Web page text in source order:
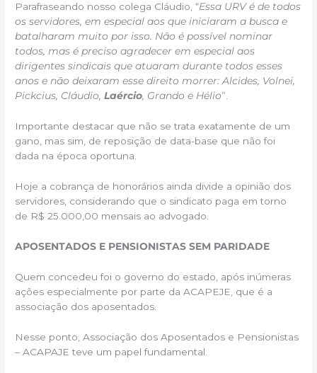
Parafraseando nosso colega Cláudio, “Essa URV é de todos
os servidores, em especial aos que iniciaram a busca e
batalharam muito por isso. Não é possível nominar
todos, mas é preciso agradecer em especial aos
dirigentes sindicais que atuaram durante todos esses
anos e não deixaram esse direito morrer: Alcides, Volnei,
Pickcius, Cláudio,Laércio, Grando e Hélio”.
Importante destacar que não se trata exatamente de um
gano, mas sim, de reposição de data-base que não foi
dada na época oportuna.
Hoje a cobrança de honorários ainda divide a opinião dos
servidores, considerando que o sindicato paga em torno
de R$ 25.000,00 mensais ao advogado.
APOSENTADOS E PENSIONISTAS SEM PARIDADE
Quem concedeu foi o governo do estado, após inúmeras
ações especialmente por parte da ACAPEJE, que é a
associação dos aposentados.
Nesse ponto, Associação dos Aposentados e Pensionistas
– ACAPAJE teve um papel fundamental.